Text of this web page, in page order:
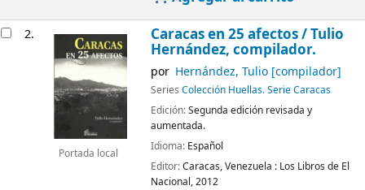
2.
Portada local
Caracas en 25 afectos/ Tulio
Hernández, compilador.
por Hernández, Tulio[compilador]
Series Colección Huellas. Serie Caracas
Edición:Segunda edición revisada y
aumentada.
Idioma: Español
Editor:Caracas, Venezuela : Los Libros de El
Nacional,2012